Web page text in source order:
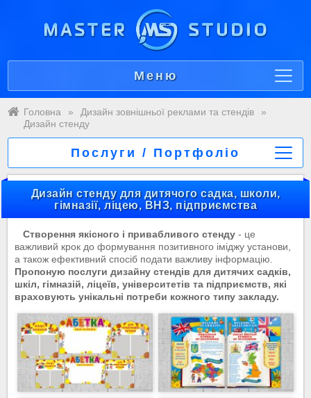
Меню
Головна » Дизайн зовнішньої реклами та стендів
»
Дизайн стенду
Послуги / Портфоліо
Дизайн стенду для дитячого садка, школи,
гімназії, ліцею, ВНЗ, підприємства
Створення якісного і привабливого стенду- це
важливий крок до формування позитивного іміджу установи,
а також ефективний спосіб подати важливу інформацію.
Пропоную послуги дизайну стендів для дитячих садків,
шкіл, гімназій, ліцеїв, університетів та підприємств, які
враховують унікальні потреби кожного типу закладу.